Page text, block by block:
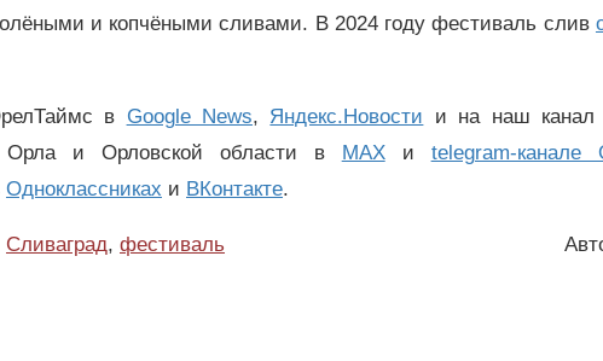
и копчёными сливами. В 2024 году фестиваль слив
в Google News, Яндекс.Новости и на наш канал
Орла и Орловской области в MAXи telegram-канале
Одноклассниках и ВКонтакте.
Сливаград, фестиваль